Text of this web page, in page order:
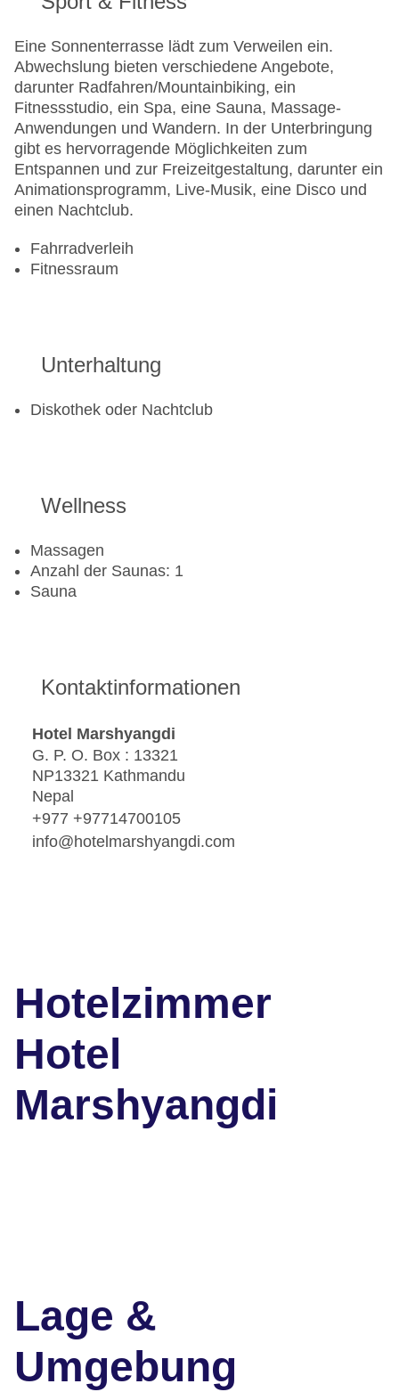
Eine Sonnenterrasse lädt zum Verweilen ein.
Abwechslung bieten verschiedene Angebote,
darunter Radfahren/Mountainbiking, ein
Fitnessstudio, ein Spa, eine Sauna, Massage-
Anwendungen und Wandern. In der Unterbringung
gibt es hervorragende Möglichkeiten zum
Entspannen und zur Freizeitgestaltung, darunter ein
Animationsprogramm, Live-Musik, eine Disco und
einen Nachtclub.
Fahrradverleih
Fitnessraum
Unterhaltung
Diskothek oder Nachtclub
Wellness
Massagen
Anzahl der Saunas: 1
Sauna
Kontaktinformationen
Hotel Marshyangdi
G. P. O. Box : 13321
NP13321 Kathmandu
Nepal
+977 +97714700105
info@hotelmarshyangdi.com
Hotelzimmer
Hotel
Marshyangdi
Lage &
Umgebung